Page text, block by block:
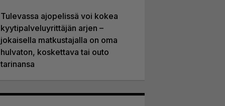
Tulevassa ajopelissä voi kokea
kyytipalveluyrittäjän arjen –
jokaisella matkustajalla on oma
hulvaton, koskettava tai outo
tarinansa